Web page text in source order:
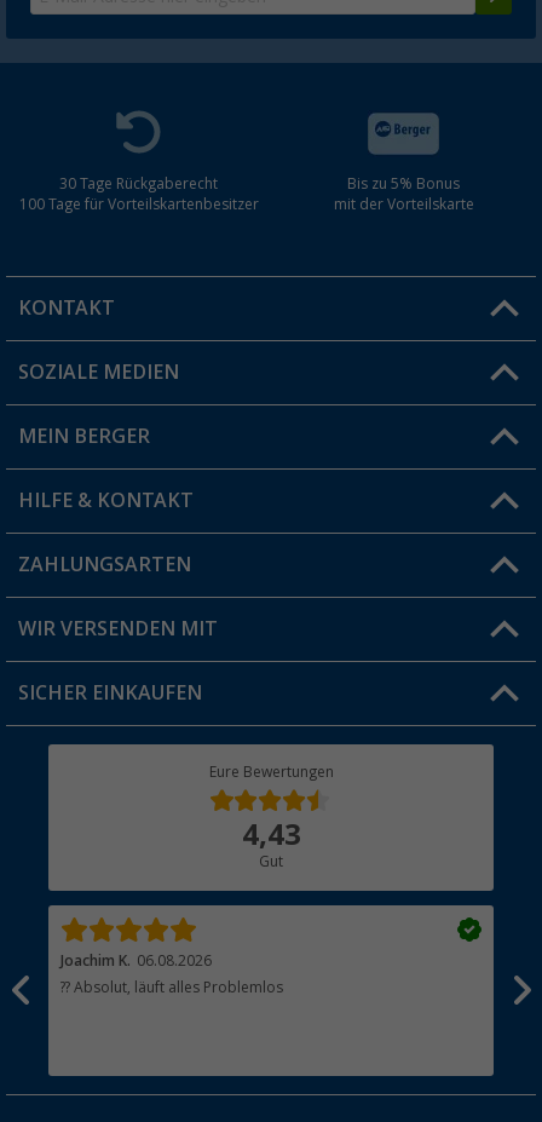
30 Tage Rückgaberecht
100 Tage für Vorteilskartenbesitzer
Bis zu 5% Bonus
mit der Vorteilskarte
KONTAKT
Du hast eine Frage?
Filiale finden
SOZIALE MEDIEN
MEIN BERGER
Vorteilskarte
Blog
Jobs & Karriere
HILFE & KONTAKT
FAQ & Kontakt
Versandinformationen
Rücksendung
ZAHLUNGSARTEN
WIR VERSENDEN MIT
SICHER EINKAUFEN
Eure Bewertungen
4,43
Gut
Joachim K. 06.08.2026
?? Absolut, läuft alles Problemlos